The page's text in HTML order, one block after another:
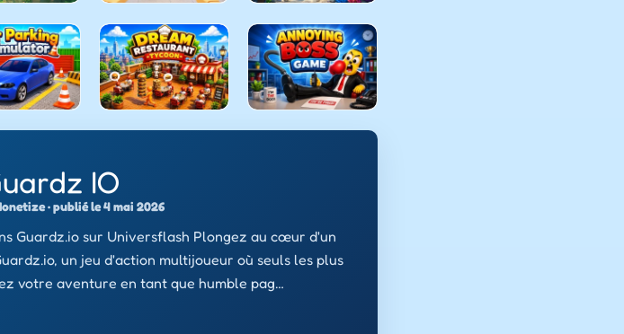
IO
· publié le 4 mai 2026
Guardz.io sur Universflash Plongez au cœur d'un
un jeu d'action multijoueur où seuls les plus
votre aventure en tant que humble pag…